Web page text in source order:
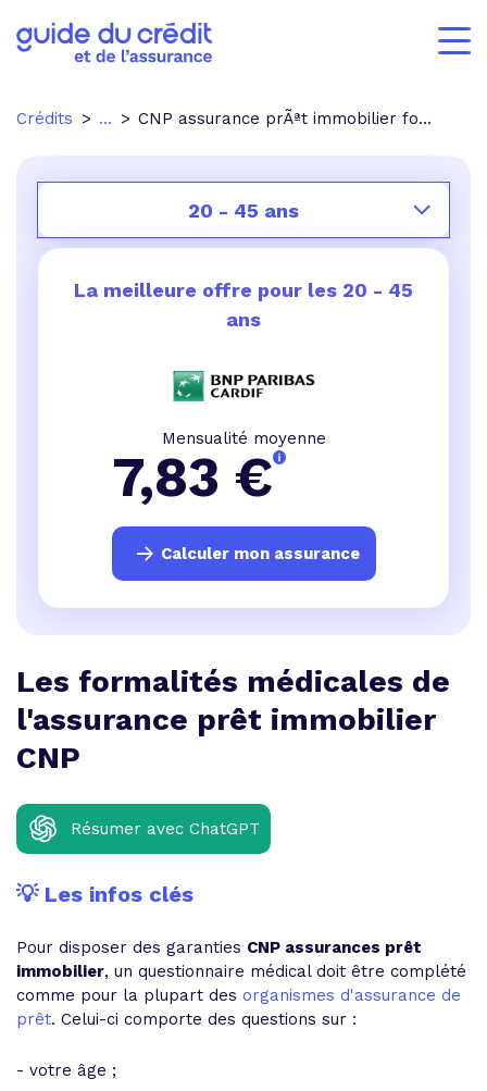
Crédits ... CNP assurance prÃªt immobilier formalitÃ©s mÃ©dicales
20 - 45 ans
La meilleure offre pour les 20 - 45
ans
Mensualité moyenne
7,83 €
Calculer mon assurance
Les formalités médicales de
l'assurance prêt immobilier
CNP
Résumer avec ChatGPT
💡 Les infos clés
Pour disposer des garanties CNP assurances prêt
immobilier, un questionnaire médical doit être complété
comme pour la plupart des organismes d'assurance de
prêt. Celui-ci comporte des questions sur :
- votre âge ;